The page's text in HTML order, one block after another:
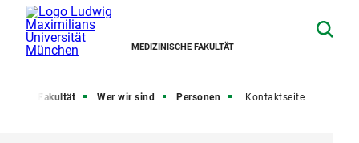
MEDIZINISCHE FAKULTÄT
Fakultät Wer wir sind Personen Kontaktseite